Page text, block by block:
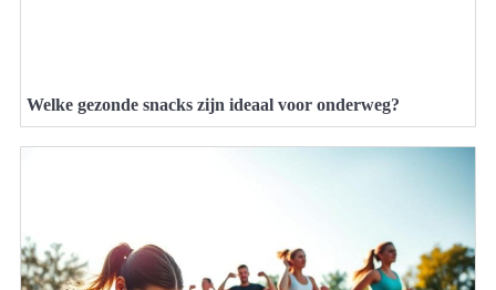
Welke gezonde snacks zijn ideaal voor onderweg?